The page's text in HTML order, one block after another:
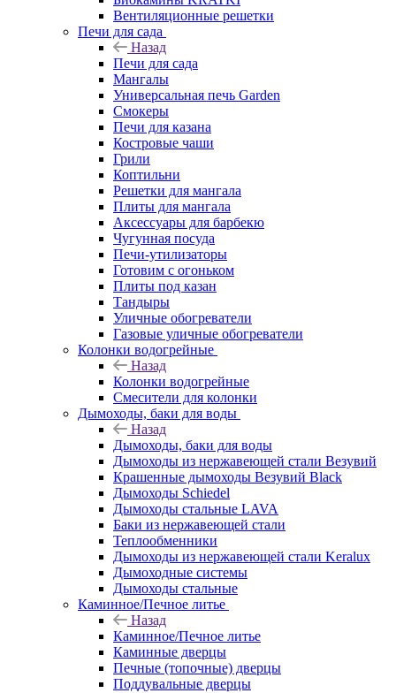
Вентиляционные решетки
Печи для сада
Назад
Печи для сада
Мангалы
Универсальная печь Garden
Смокеры
Печи для казана
Костровые чаши
Грили
Коптильни
Решетки для мангала
Плиты для мангала
Аксессуары для барбекю
Чугунная посуда
Печи-утилизаторы
Готовим с огоньком
Плиты под казан
Тандыры
Уличные обогреватели
Газовые уличные обогреватели
Колонки водогрейные
Назад
Колонки водогрейные
Смесители для колонки
Дымоходы, баки для воды
Назад
Дымоходы, баки для воды
Дымоходы из нержавеющей стали Везувий
Крашенные дымоходы Везувий Black
Дымоходы Schiedel
Дымоходы стальные LAVA
Баки из нержавеющей стали
Теплообменники
Дымоходы из нержавеющей стали Keralux
Дымоходные системы
Дымоходы стальные
Каминное/Печное литье
Назад
Каминное/Печное литье
Каминные дверцы
Печные (топочные) дверцы
Поддувальные дверцы